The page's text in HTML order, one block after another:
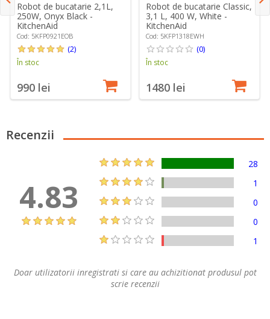
Robot de bucatarie 2,1L,
250W, Onyx Black -
KitchenAid
Cod: 5KFP0921EOB
(2)
În stoc
990 lei
Robot de bucatarie Classic,
3,1 L, 400 W, White -
KitchenAid
Cod: 5KFP1318EWH
(0)
În stoc
1480 lei
Recenzii
4.83
28
1
0
0
1
Doar utilizatorii inregistrati si care au achizitionat produsul pot
scrie recenzii